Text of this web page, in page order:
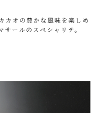
カオの豊かな風味を楽しめ
ールのスペシャリテ。